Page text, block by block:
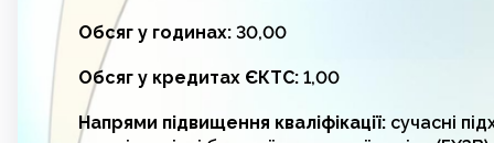
Обсяг у годинах: 30,00
Обсяг у кредитах ЄКТС: 1,00
Напрями підвищення кваліфікації: сучасні